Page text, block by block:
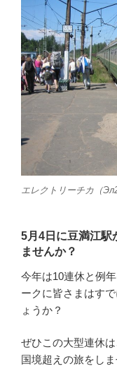
エレクトリーチカ（
5月4日に豆満江駅
ませんか？
今年は10連休と例
ークに皆さまはす
ょうか？
ぜひこの大型連休
国境超えの旅をしま